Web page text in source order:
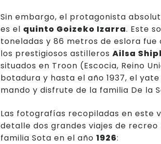
Sin embargo, el protagonista
es el quinto Goizeko Izarra. Este
toneladas y 86 metros de eslora fue
los prestigiosos astilleros Ailsa
situados en Troon (Escocia, Reino
botadura y hasta el año 1937, el
mando y disfrute de la familia De la
Las fotografías recopiladas en este
detalle dos grandes viajes de
familia Sota en el año 1926: